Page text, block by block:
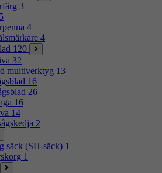
3
5
4
4
120
32
multiverktyg 13
16
26
16
14
2
säck (SH-säck) 1
1